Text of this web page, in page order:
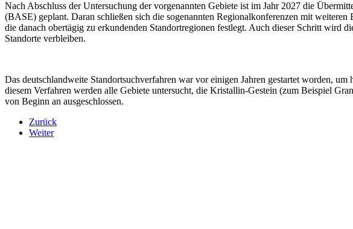
Nach Abschluss der Untersuchung der vorgenannten Gebiete ist im Jahr 2027 die
(BASE) geplant. Daran schließen sich die sogenannten Regionalkonferenzen mit
die danach obertägig zu erkundenden Standortregionen festlegt. Auch dieser Schritt wird
Standorte verbleiben.
Das deutschlandweite Standortsuchverfahren war vor einigen Jahren gestartet worden,
diesem Verfahren werden alle Gebiete untersucht, die Kristallin-Gestein (zum Beispiel
von Beginn an ausgeschlossen.
Zurück
Weiter